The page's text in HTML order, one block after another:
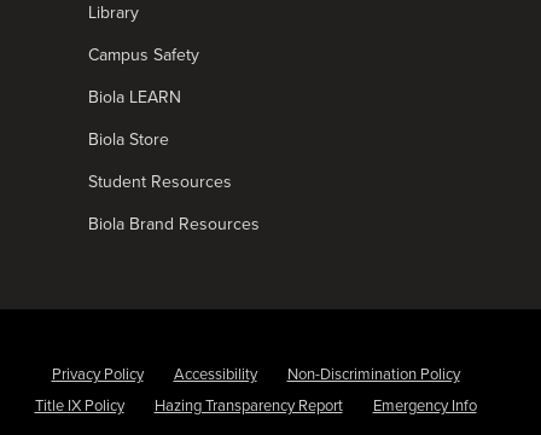
Library
Campus Safety
Biola LEARN
Biola Store
Student Resources
Biola Brand Resources
Privacy Policy Accessibility
Non-Discrimination Policy
Title IX Policy
Hazing Transparency Report Emergency Info